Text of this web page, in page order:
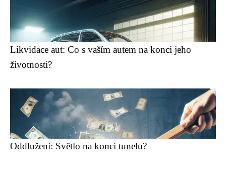
Likvidace aut: Co s vaším autem na konci jeho
životnosti?
Oddlužení: Světlo na konci tunelu?